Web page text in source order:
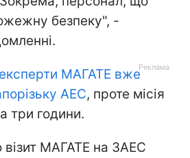
безпеку", -
експерти МАГАТЕ вже
АЕС, проте місія
три години.
візит МАГАТЕ на ЗАЕС